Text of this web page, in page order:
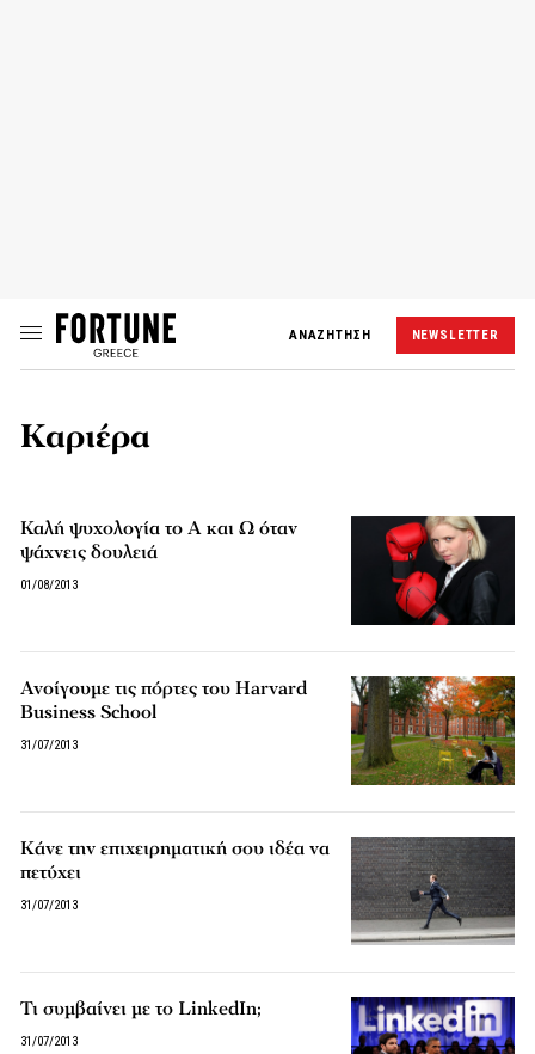
ΑΝΑΖΗΤΗΣΗ NEWSLETTER
Καριέρα
Καλή ψυχολογία το Α και Ω όταν
ψάχνεις δουλειά
01/08/2013
Ανοίγουμε τις πόρτες του Harvard
Business School
31/07/2013
Κάνε την επιχειρηματική σου ιδέα να
πετύχει
31/07/2013
Τι συμβαίνει με το LinkedIn;
31/07/2013